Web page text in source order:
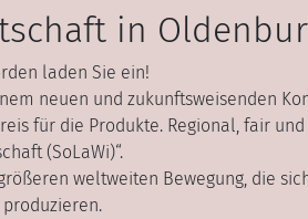
in
laden Sie ein!
neuen und zukunftsweisenden
für die Produkte. Regional, fair
(SoLaWi)“.
weltweiten Bewegung, die